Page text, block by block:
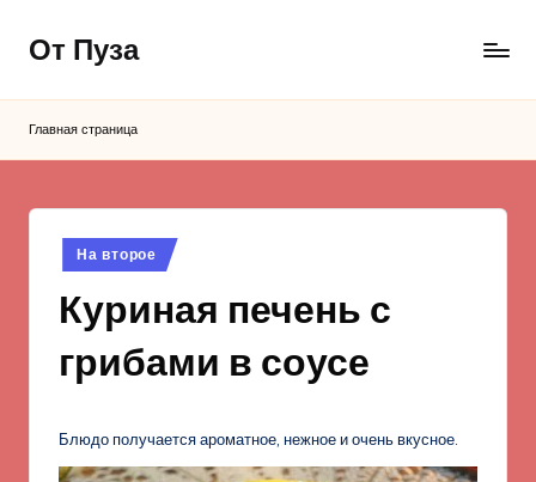
Перейти
содержимому
От Пуза
вкусные
Главная страница
Опубликовано
в
На второе
Куриная печень с
грибами в соусе
Блюдо получается ароматное, нежное и очень вкусное.